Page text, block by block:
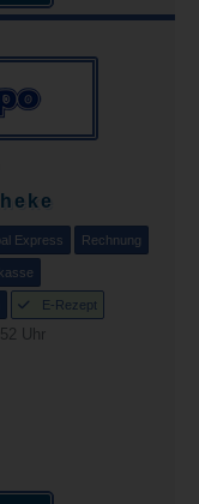
Express Rechnung
E-Rezept
Uhr